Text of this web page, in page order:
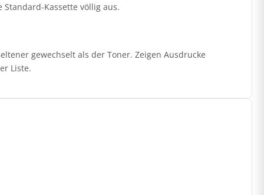
Kassette völlig aus.
gewechselt als der Toner. Zeigen Ausdrucke
Liste.